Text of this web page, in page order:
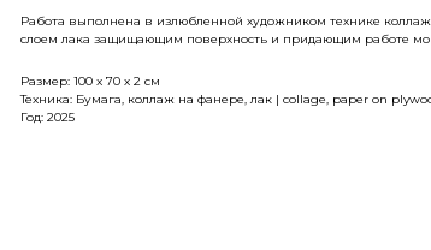
Работа выполнена в излюбленной художником технике
слоем лака защищающим поверхность и придающим работе
Размер: 100 x 70 х 2 см
Техника: Бумага, коллаж на фанере, лак | collage, paper on
Год: 2025